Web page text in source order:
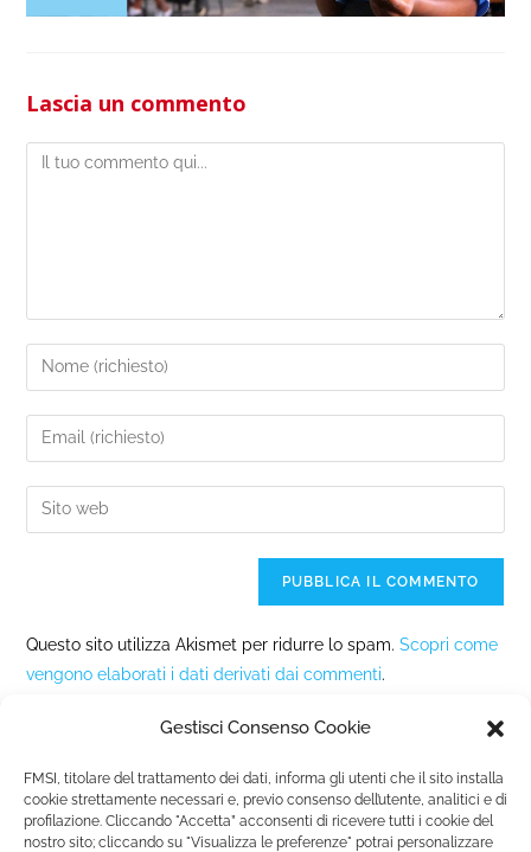
Gestisci Consenso Cookie
FMSI, titolare del trattamento dei dati, informa gli utenti che il sito installa
cookie strettamente necessari e, previo consenso dell’utente, analitici e di
profilazione. Cliccando "Accetta” acconsenti di ricevere tutti i cookie del
nostro sito; cliccando su "Visualizza le preferenze" potrai personalizzare
Lascia un commento
Questo sito utilizza Akismet per ridurre lo spam.Scopri come
vengono elaborati i dati derivati dai commenti.